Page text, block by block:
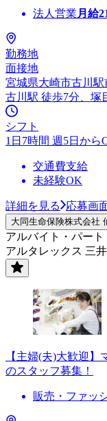
法人営業 月給
勤務地
面接地
宮城県大崎市古川駅
古川駅 徒歩7分、塚
シフト
1日7時間 週5日から
交通費支給
未経験OK
詳細を見る 応募画
大同生命保険株式会社
アルバイト・パート
アルタレックス 三
【主婦(夫)大歓迎
のスタッフ募集！
販売・ファッ